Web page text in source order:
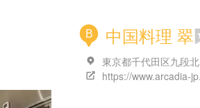
B 中国料理 翠